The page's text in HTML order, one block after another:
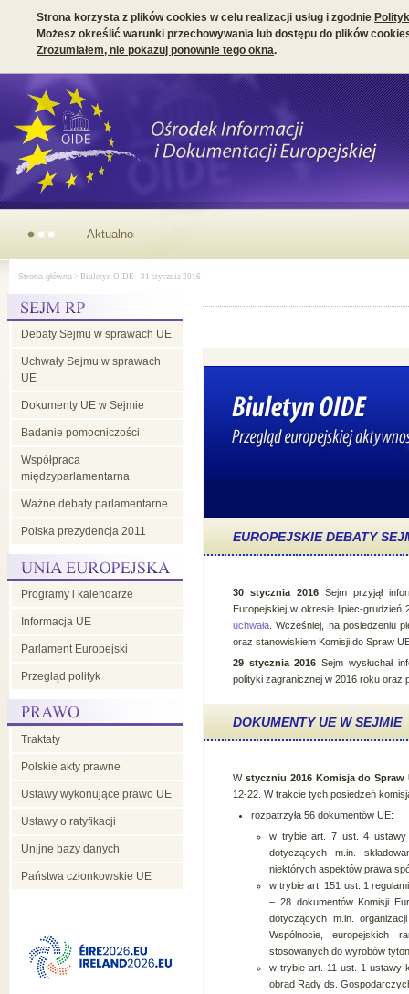
Strona korzysta z plików cookies w celu realizacji usług i zgodnie
Możesz określić warunki przechowywania lub dostępu do plików
Zrozumiałem, nie pokazuj ponownie tego okna.
Parlamentarny wymiar prezydencji irlandzkiej w Radzie UE
Strona główna > Biuletyn OIDE - 31 stycznia 2016
Debaty Sejmu w sprawach UE
Uchwały Sejmu w sprawach
UE
Dokumenty UE w Sejmie
Badanie pomocniczości
Współpraca
międzyparlamentarna
Ważne debaty parlamentarne
Polska prezydencja 2011
Programy i kalendarze
Informacja UE
Parlament Europejski
Przegląd polityk
Traktaty
Polskie akty prawne
Ustawy wykonujące prawo UE
Ustawy o ratyfikacji
Unijne bazy danych
Państwa członkowskie UE
EUROPEJSKIE DEBATY
30 stycznia 2016Sejm przyjął
Europejskiej w okresie lipiec-
uchwała . Wcześniej, na posiedzeniu
oraz stanowiskiem Komisji do Spraw
29 stycznia 2016 Sejm wysłuchał
polityki zagranicznej w 2016 roku oraz
DOKUMENTY UE W SEJMIE
W styczniu 2016 Komisja do Spraw
12-22. W trakcie tych posiedzeń
rozpatrzyła 56 dokumentów UE:
w trybie art. 7 ust. 4 ustawy
dotyczących m.in.
niektórych aspektów prawa
w trybie art. 151 ust. 1
– 28 dokumentów Komisji
dotyczących m.in.
Wspólnocie, europejskich
stosowanych do wyrobów
w trybie art. 11 ust. 1 ustawy
obrad Rady ds.